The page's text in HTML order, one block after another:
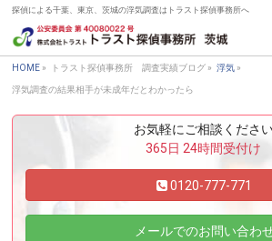
探偵による千葉、東京、茨城の浮気調査はトラスト探偵事務所へ
トラスト探偵事務所 調査
HOME » トラスト探偵事務所 調査実績ブログ » 浮気 »
浮気調査の結果相手が未成年だとわかったら
お気軽にご相談くださ
365日 24時間受付け
0120-777-771
メールでのお問い合わ